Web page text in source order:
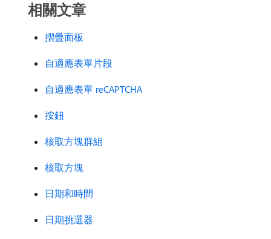
相關文章
摺疊面板
自適應表單片段
自適應表單 reCAPTCHA
按鈕
核取方塊群組
核取方塊
日期和時間
日期挑選器